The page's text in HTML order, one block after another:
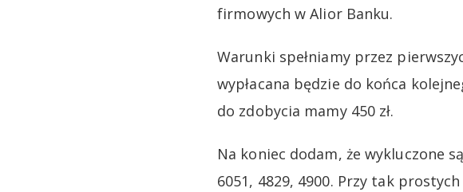
firmowych w Alior Banku.
Warunki spełniamy przez
wypłacana będzie do końca
do zdobycia mamy 450 zł.
Na koniec dodam, że wykluczone
6051, 4829, 4900. Przy tak